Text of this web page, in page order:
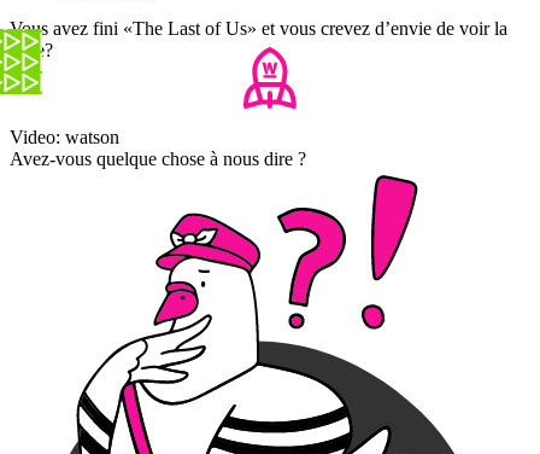
Vous avez fini «The Last of Us» et vous crevez d’envie de voir la
suite?
Video: watson
Avez-vous quelque chose à nous dire ?